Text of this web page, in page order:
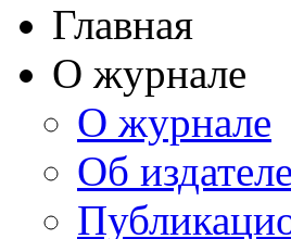
Главная
О журнале
О журнале
Об издателе